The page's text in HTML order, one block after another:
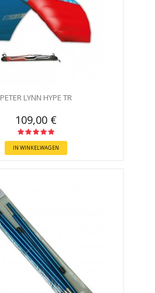
PETER LYNN HYPE TR
109,00 €
IN WINKELWAGEN